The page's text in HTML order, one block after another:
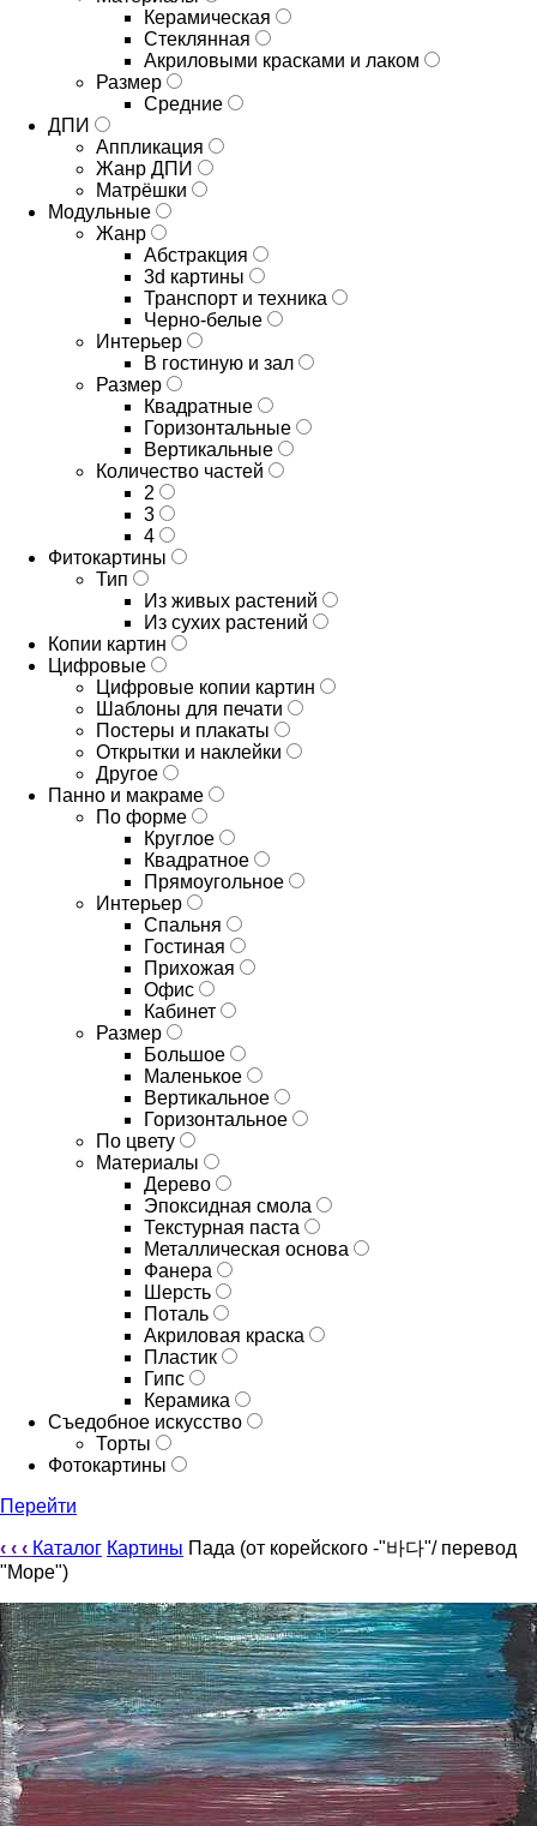
Керамическая
Стеклянная
Акриловыми красками и лаком
Размер
Средние
ДПИ
Аппликация
Жанр ДПИ
Матрёшки
Модульные
Жанр
Абстракция
3d картины
Транспорт и техника
Черно-белые
Интерьер
В гостиную и зал
Размер
Квадратные
Горизонтальные
Вертикальные
Количество частей
2
3
4
Фитокартины
Тип
Из живых растений
Из сухих растений
Копии картин
Цифровые
Цифровые копии картин
Шаблоны для печати
Постеры и плакаты
Открытки и наклейки
Другое
Панно и макраме
По форме
Круглое
Квадратное
Прямоугольное
Интерьер
Спальня
Гостиная
Прихожая
Офис
Кабинет
Размер
Большое
Маленькое
Вертикальное
Горизонтальное
По цвету
Материалы
Дерево
Эпоксидная смола
Текстурная паста
Металлическая основа
Фанера
Шерсть
Поталь
Акриловая краска
Пластик
Гипс
Керамика
Съедобное искусство
Торты
Фотокартины
Перейти
‹ ‹ ‹ Каталог Картины Пада (от корейского -"바다"/ перевод
"Море")